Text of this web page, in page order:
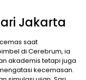
Jakarta
saat
di Cerebrum, ia
akademis tetapi juga
kecemasan.